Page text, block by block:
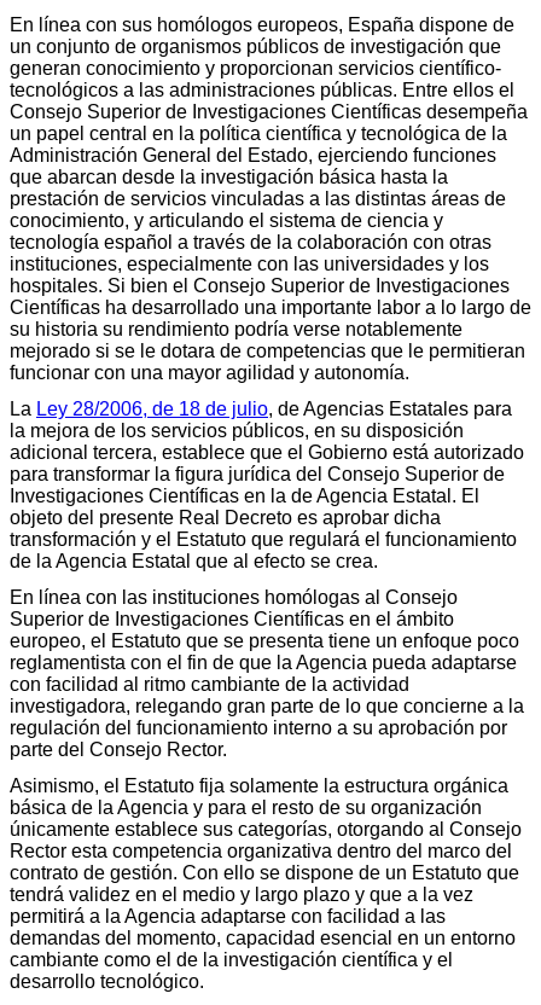
En línea con sus homólogos europeos, España dispone de
un conjunto de organismos públicos de investigación que
generan conocimiento y proporcionan servicios científico-
tecnológicos a las administraciones públicas. Entre ellos el
Consejo Superior de Investigaciones Científicas desempeña
un papel central en la política científica y tecnológica de la
Administración General del Estado, ejerciendo funciones
que abarcan desde la investigación básica hasta la
prestación de servicios vinculadas a las distintas áreas de
conocimiento, y articulando el sistema de ciencia y
tecnología español a través de la colaboración con otras
instituciones, especialmente con las universidades y los
hospitales. Si bien el Consejo Superior de Investigaciones
Científicas ha desarrollado una importante labor a lo largo de
su historia su rendimiento podría verse notablemente
mejorado si se le dotara de competencias que le permitieran
funcionar con una mayor agilidad y autonomía.
La Ley 28/2006, de 18 de julio, de Agencias Estatales para
la mejora de los servicios públicos, en su disposición
adicional tercera, establece que el Gobierno está autorizado
para transformar la figura jurídica del Consejo Superior de
Investigaciones Científicas en la de Agencia Estatal. El
objeto del presente Real Decreto es aprobar dicha
transformación y el Estatuto que regulará el funcionamiento
de la Agencia Estatal que al efecto se crea.
En línea con las instituciones homólogas al Consejo
Superior de Investigaciones Científicas en el ámbito
europeo, el Estatuto que se presenta tiene un enfoque poco
reglamentista con el fin de que la Agencia pueda adaptarse
con facilidad al ritmo cambiante de la actividad
investigadora, relegando gran parte de lo que concierne a la
regulación del funcionamiento interno a su aprobación por
parte del Consejo Rector.
Asimismo, el Estatuto fija solamente la estructura orgánica
básica de la Agencia y para el resto de su organización
únicamente establece sus categorías, otorgando al Consejo
Rector esta competencia organizativa dentro del marco del
contrato de gestión. Con ello se dispone de un Estatuto que
tendrá validez en el medio y largo plazo y que a la vez
permitirá a la Agencia adaptarse con facilidad a las
demandas del momento, capacidad esencial en un entorno
cambiante como el de la investigación científica y el
desarrollo tecnológico.